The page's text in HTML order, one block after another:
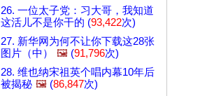
26. 一位太子党：习大哥，我知道
这活儿不是你干的 (93,422次)
27. 新华网为何不让你下载这28张
图片（中）
🖼️ (91,796次)
28. 维也纳宋祖英个唱内幕10年后
被揭秘 🖼️ (86,847次)